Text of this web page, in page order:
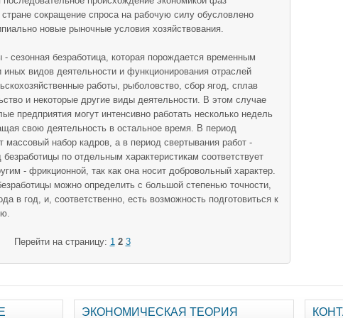
сокращение спроса на рабочую силу обусловлено
новые рыночные условия хозяйствования.
сезонная безработица, кото­рая порождается временным
видов деятельности и функционирования отраслей
работы, рыболовство, сбор ягод, сплав
и некоторые другие виды деятельности. В этом случае
пред­приятия могут интенсивно работать несколько недель
свою деятельность в остальное время. В период
массовый набор кадров, а в период свертывания работ -
по отдельным характеристикам соответствует
- фрикционной, так как она носит добровольный характер.
можно определить с боль­шой степенью точности,
в год, и, соответственно, есть возможность подготовиться к
Перейти на страницу: 1 2 3
ЭКОНОМИЧЕСКАЯ ТЕОРИЯ